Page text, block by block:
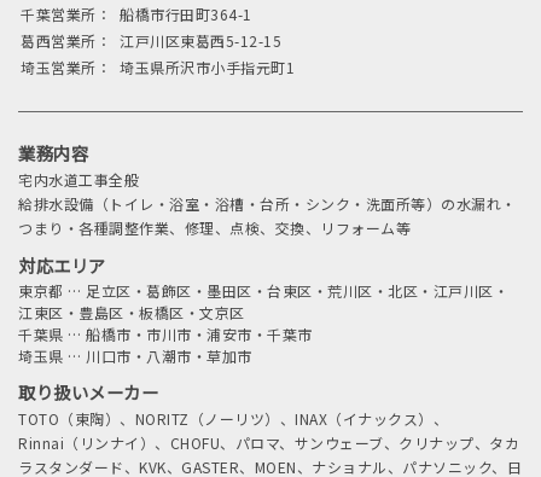
千葉営業所：
船橋市行田町364-1
葛西営業所：
江戸川区東葛西5-12-15
埼玉営業所：
埼玉県所沢市小手指元町1
業務内容
宅内水道工事全般
給排水設備（トイレ・浴室・浴槽・台所・シンク・洗面所等）の水漏れ・
つまり・各種調整作業、修理、点検、交換、リフォーム等
対応エリア
東京都 … 足立区・葛飾区・墨田区・台東区・荒川区・北区・江戸川区・
江東区・豊島区・板橋区・文京区
千葉県 … 船橋市・市川市・浦安市・千葉市
埼玉県 … 川口市・八潮市・草加市
取り扱いメーカー
TOTO（東陶）、NORITZ（ノーリツ）、INAX（イナックス）、
Rinnai（リンナイ）、CHOFU、パロマ、サンウェーブ、クリナップ、タカ
ラスタンダード、KVK、GASTER、MOEN、ナショナル、パナソニック、日